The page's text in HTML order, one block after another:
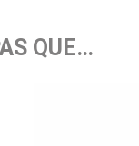
QUE…